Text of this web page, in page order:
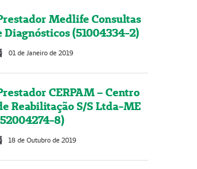
Medlife Consultas
Diagnósticos (51004334-2)
01 de Janeiro de 2019
CERPAM – Centro
Reabilitação S/S Ltda-ME
8)
18 de Outubro de 2019